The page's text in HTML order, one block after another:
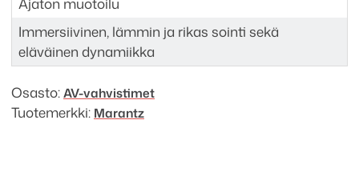
Immersiivinen, lämmin ja rikas sointi sekä
eläväinen dynamiikka
Osasto:AV-vahvistimet
Tuotemerkki: Marantz